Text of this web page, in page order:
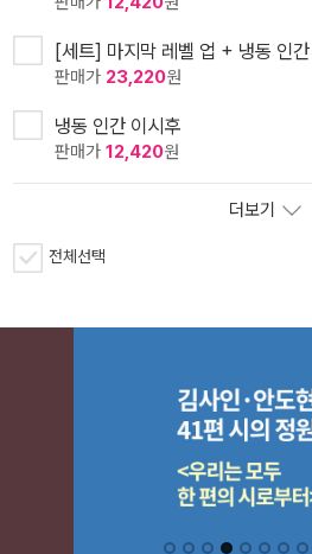
[세트] 마지막 레벨 업 + 냉동 인
판매가 23,220원
냉동 인간 이시후
판매가 12,420원
더보기
전체선택